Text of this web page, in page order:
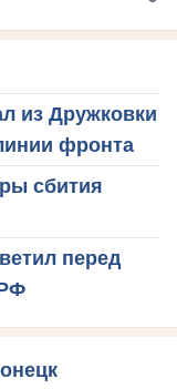
из Дружковки
фронта
сбития
перед